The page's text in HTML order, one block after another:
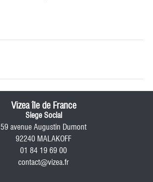
Vizea île de France
Siege Social
59 avenue Augustin Dumont
92240 MALAKOFF
01 84 19 69 00
contact@vizea.fr